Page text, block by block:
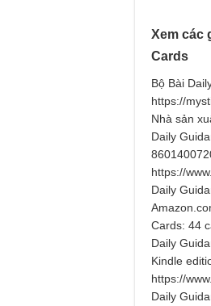
Xem các
Cards
Bộ Bài
https://
Nhà sản
Daily
https://
Daily
Cards: 44
Daily
Kindle
https://
Daily